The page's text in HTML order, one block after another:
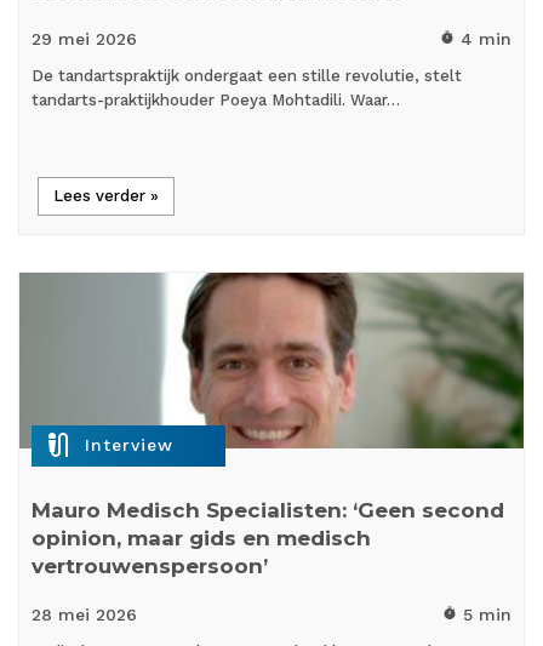
29 mei 2026 timer 4 min
De tandartspraktijk ondergaat een stille revolutie, stelt
tandarts-praktijkhouder Poeya Mohtadili. Waar…
Lees verder »
mic_external_on Interview
Mauro Medisch Specialisten: ‘Geen second
opinion, maar gids en medisch
vertrouwenspersoon’
28 mei 2026 timer 5 min